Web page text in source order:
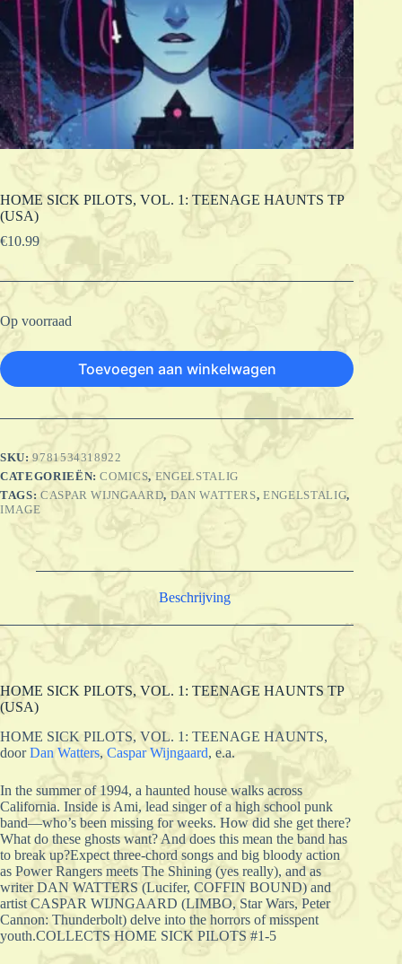
HOME SICK PILOTS, VOL. 1: TEENAGE HAUNTS TP
(USA)
€10.99
Op voorraad
Toevoegen aan winkelwagen
SKU:9781534318922
CATEGORIEËN:COMICS, ENGELSTALIG
TAGS: CASPAR WIJNGAARD, DAN WATTERS,ENGELSTALIG,
IMAGE
Beschrijving
HOME SICK PILOTS, VOL. 1: TEENAGE HAUNTS TP
(USA)
HOME SICK PILOTS, VOL. 1: TEENAGE HAUNTS,
doorDan Watters, Caspar Wijngaard, e.a.
In the summer of 1994, a haunted house walks across
California. Inside is Ami, lead singer of a high school punk
band—who’s been missing for weeks. How did she get there?
What do these ghosts want? And does this mean the band has
to break up?Expect three-chord songs and big bloody action
as Power Rangers meets The Shining (yes really), and as
writer DAN WATTERS (Lucifer, COFFIN BOUND) and
artist CASPAR WIJNGAARD (LIMBO, Star Wars, Peter
Cannon: Thunderbolt) delve into the horrors of misspent
youth.COLLECTS HOME SICK PILOTS #1-5